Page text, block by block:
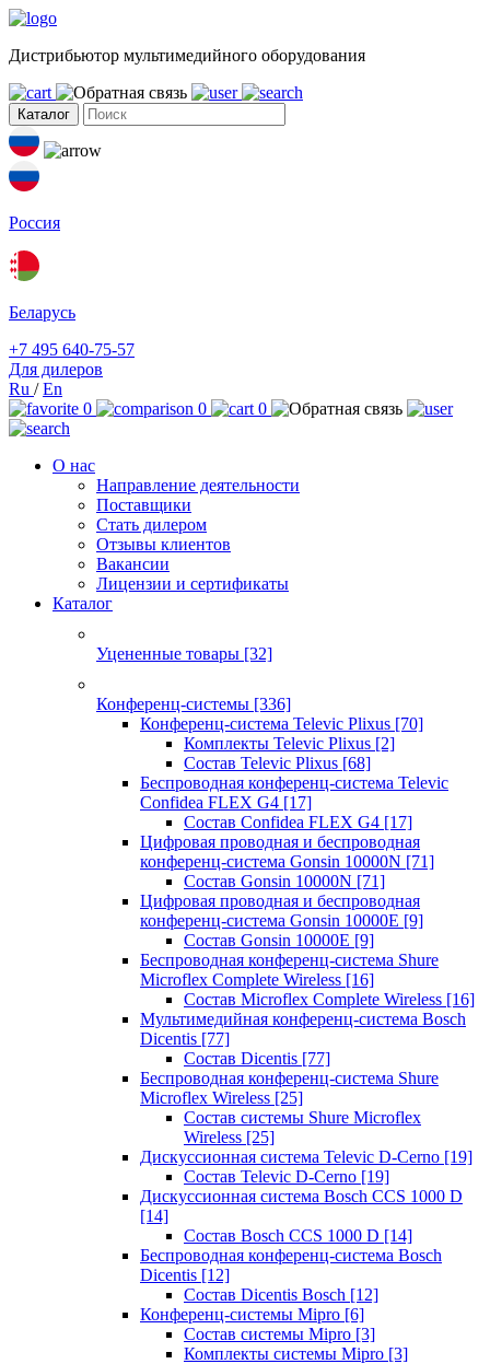
Дистрибьютор мультимедийного оборудования
Каталог
Россия
Беларусь
+7 495 640-75-57
Для дилеров
Ru /En
0
0 0
О нас
Направление деятельности
Поставщики
Стать дилером
Отзывы клиентов
Вакансии
Лицензии и сертификаты
Каталог
Уцененные товары [32]
Конференц-системы [336]
Конференц-система Televic Plixus [70]
Комплекты Televic Plixus [2]
Состав Televic Plixus [68]
Беспроводная конференц-система Televic
Confidea FLEX G4 [17]
Состав Confidea FLEX G4 [17]
Цифровая проводная и беспроводная
конференц-система Gonsin 10000N [71]
Состав Gonsin 10000N [71]
Цифровая проводная и беспроводная
конференц-система Gonsin 10000E [9]
Состав Gonsin 10000E [9]
Беспроводная конференц-система Shure
Microflex Complete Wireless [16]
Состав Microflex Complete Wireless [16]
Мультимедийная конференц-система Bosch
Dicentis [77]
Состав Dicentis [77]
Беспроводная конференц-система Shure
Microflex Wireless [25]
Состав системы Shure Microflex
Wireless [25]
Дискуссионная система Televic D-Cerno [19]
Состав Televic D-Cerno [19]
Дискуссионная система Bosch CCS 1000 D
[14]
Состав Bosch CCS 1000 D [14]
Беспроводная конференц-система Bosch
Dicentis [12]
Состав Dicentis Bosch [12]
Конференц-системы Mipro [6]
Состав системы Mipro [3]
Комплекты системы Mipro [3]